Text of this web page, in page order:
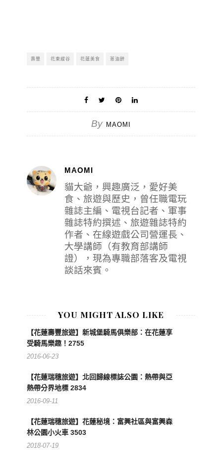
壽豐 花東縱谷 花蓮美食 蔥油餅
By MAOMI
MAOMI
貓大爺，興趣廣泛，愛好美
食、旅遊與歷史，曾任職電玩
雜誌主編、電視台記者、軍事
雜誌特約撰述、旅遊雜誌特約
作者、在線遊戲公司營運長、
大學講師（有教育部講師
證），現為專職部落客及電視
談話來賓。
YOU MIGHT ALSO LIKE
【花蓮壽豐旅遊】新城堡騎馬俱樂部：在花蓮享
受騎馬樂趣！2755
2016-06-23
【花蓮瑞穗旅遊】北回歸線標誌公園：熱帶與亞
熱帶分界地標 2834
2016-09-11
【花蓮瑞穗旅遊】花蓮秘境：富興社區與富興森
林公園小火車 3503
2018-07-19